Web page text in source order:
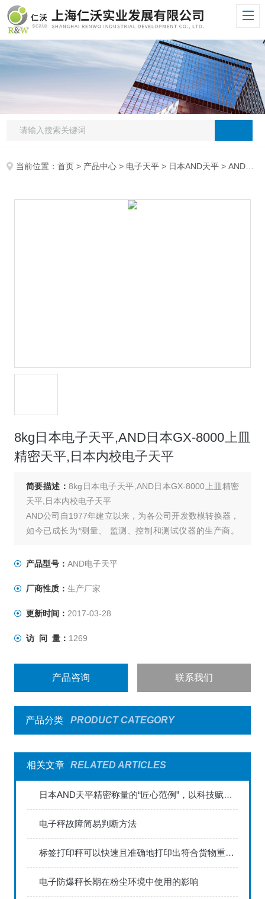
当前位置：首页 > 产品中心 > 电子天平 > 日本AND天平 > AND电子天平8kg日本电子天平,AND日本GX-8000上皿精密天平,日本内校电子天平
8kg日本电子天平,AND日本GX-8000上皿
精密天平,日本内校电子天平
简要描述：8kg日本电子天平,AND日本GX-8000上皿精密
天平,日本内校电子天平
AND公司自1977年建立以来，为各公司开发数模转换器，
如今已成长为*测量、 监测、控制和测试仪器的生产商。
拥有*的技术，从而生产出高品质的产品，包括电子天平，
精确，更适合个人需要和有效的成本。
产品型号： AND电子天平
厂商性质： 生产厂家
更新时间： 2017-03-28
访 问 量： 1269
产品咨询 联系我们
产品分类 PRODUCT CATEGORY
相关文章 RELATED ARTICLES
日本AND天平精密称量的“匠心范例”，以科技赋能全球实验室
电子秤故障简易判断方法
标签打印秤可以快速且准确地打印出符合货物重量的标签
电子防爆秤长期在粉尘环境中使用的影响